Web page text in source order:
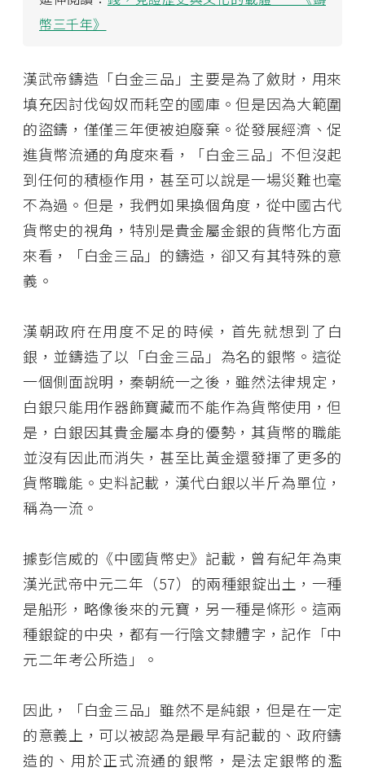
幣三千年》
漢武帝鑄造「白金三品」主要是為了斂財，用來
填充因討伐匈奴而耗空的國庫。但是因為大範圍
的盜鑄，僅僅三年便被迫廢棄。從發展經濟、促
進貨幣流通的角度來看，「白金三品」不但沒起
到任何的積極作用，甚至可以說是一場災難也毫
不為過。但是，我們如果換個角度，從中國古代
貨幣史的視角，特別是貴金屬金銀的貨幣化方面
來看，「白金三品」的鑄造，卻又有其特殊的意
義。
漢朝政府在用度不足的時候，首先就想到了白
銀，並鑄造了以「白金三品」為名的銀幣。這從
一個側面說明，秦朝統一之後，雖然法律規定，
白銀只能用作器飾寶藏而不能作為貨幣使用，但
是，白銀因其貴金屬本身的優勢，其貨幣的職能
並沒有因此而消失，甚至比黃金還發揮了更多的
貨幣職能。史料記載，漢代白銀以半斤為單位，
稱為一流。
據彭信威的《中國貨幣史》記載，曾有紀年為東
漢光武帝中元二年（57）的兩種銀錠出土，一種
是船形，略像後來的元寶，另一種是條形。這兩
種銀錠的中央，都有一行陰文隸體字，記作「中
元二年考公所造」。
因此，「白金三品」雖然不是純銀，但是在一定
的意義上，可以被認為是最早有記載的、政府鑄
造的、用於正式流通的銀幣，是法定銀幣的濫